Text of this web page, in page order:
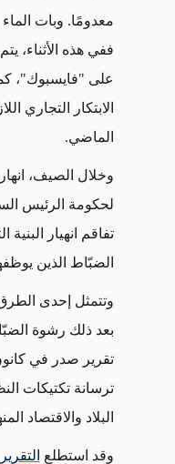
معدومًا. وبات
ففي هذه الأثناء،
على "فايسبوك"،
الابتكار
الماضي.
وخلال الصيف،
لحكومة الرئيس
تفاقم انهيار
الضبّاط الذين
وتتمثل إحدى الطرق
بعد ذلك رشوة
تقرير صدر في
ترسانة تكتيكات
البلاد والاقتصاد
وقد استطلع